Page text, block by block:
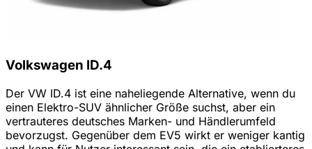
Volkswagen ID.4
Der VW ID.4 ist eine naheliegende Alternative, wenn du
einen Elektro-SUV ähnlicher Größe suchst, aber ein
vertrauteres deutsches Marken- und Händlerumfeld
bevorzugst. Gegenüber dem EV5 wirkt er weniger kantig